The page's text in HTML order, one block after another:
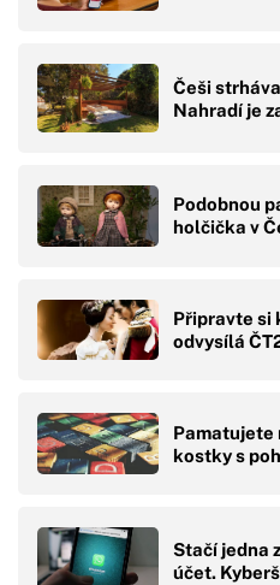
Češi
Nahradí je
Podobnou
holčička v
Připravte si
odvysílá
Pamatujete
kostky s
Stačí jedna
účet.